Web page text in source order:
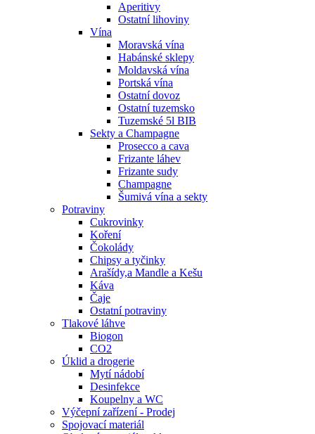
Aperitivy
Ostatní lihoviny
Vína
Moravská vína
Habánské sklepy
Moldavská vína
Portská vína
Ostatní dovoz
Ostatní tuzemsko
Tuzemské 5l BIB
Sekty a Champagne
Prosecco a cava
Frizante láhev
Frizante sudy
Champagne
Šumivá vína a sekty
Potraviny
Cukrovinky
Koření
Čokolády
Chipsy a tyčinky
Arašídy,a Mandle a Kešu
Káva
Čaje
Ostatní potraviny
Tlakové láhve
Biogon
CO2
Úklid a drogerie
Mytí nádobí
Desinfekce
Koupelny a WC
Výčepní zařízení - Prodej
Spojovací materiál